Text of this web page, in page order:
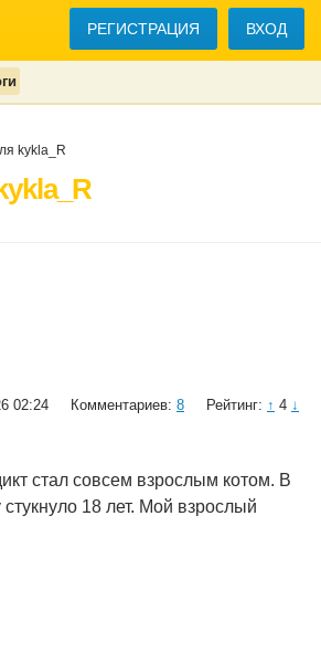
РЕГИСТРАЦИЯ ВХОД
kykla_R
02:24 Комментариев: 8 Рейтинг: ↑ 4 ↓
стал совсем взрослым котом. В
18 лет. Мой взрослый